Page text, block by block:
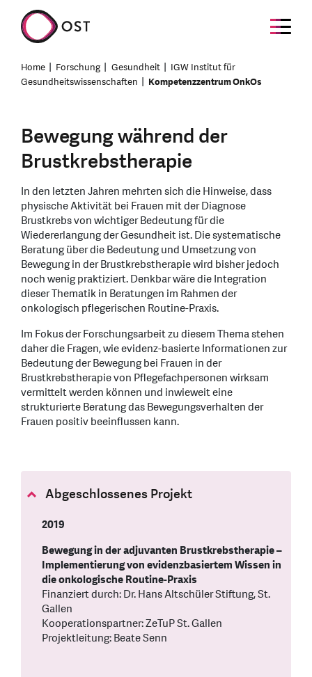
Home Forschung Gesundheit
IGW Institut für
Gesundheitswissenschaften
Kompetenzzentrum OnkOs
Bewegung während der
Brustkrebstherapie
In den letzten Jahren mehrten sich die Hinweise, dass
physische Aktivität bei Frauen mit der Diagnose
Brustkrebs von wichtiger Bedeutung für die
Wiedererlangung der Gesundheit ist. Die systematische
Beratung über die Bedeutung und Umsetzung von
Bewegung in der Brustkrebstherapie wird bisher jedoch
noch wenig praktiziert. Denkbar wäre die Integration
dieser Thematik in Beratungen im Rahmen der
onkologisch pflegerischen Routine-Praxis.
Im Fokus der Forschungsarbeit zu diesem Thema stehen
daher die Fragen, wie evidenz-basierte Informationen zur
Bedeutung der Bewegung bei Frauen in der
Brustkrebstherapie von Pflegefachpersonen wirksam
vermittelt werden können und inwieweit eine
strukturierte Beratung das Bewegungsverhalten der
Frauen positiv beeinflussen kann.
Abgeschlossenes Projekt
2019
Bewegung in der adjuvanten Brustkrebstherapie –
Implementierung von evidenzbasiertem Wissen in
die onkologische Routine-Praxis
Finanziert durch: Dr. Hans Altschüler Stiftung, St.
Gallen
Kooperationspartner: ZeTuP St. Gallen
Projektleitung: Beate Senn